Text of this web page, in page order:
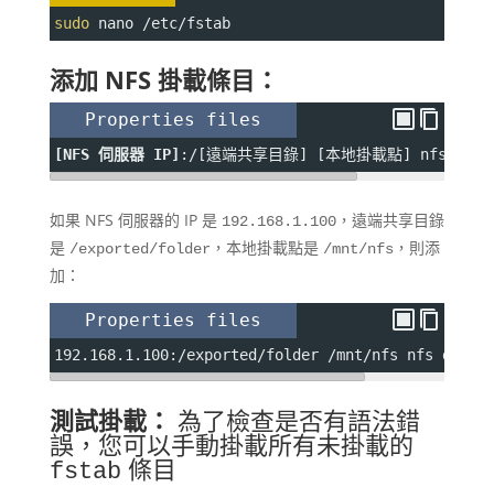
sudo nano /etc/fstab
添加 NFS 掛載條目：
Properties files
[NFS 伺服器 IP] : /[遠端共享目錄] [本地掛載點] nfs
如果 NFS 伺服器的 IP 是 192.168.1.100，遠端共享目錄
是 /exported/folder ，本地掛載點是 /mnt/nfs ，則添
加：
Properties files
192.168.1.100: /exported/folder /mnt/nfs nfs
測試掛載： 為了檢查是否有語法錯
誤，您可以手動掛載所有未掛載的
fstab 條目